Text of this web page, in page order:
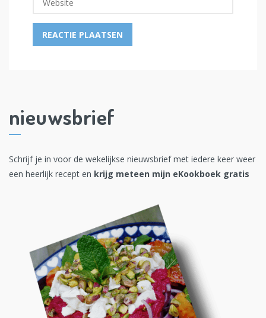
nieuwsbrief
Schrijf je in voor de wekelijkse nieuwsbrief met iedere keer weer
een heerlijk recept en krijg meteen mijn eKookboek gratis